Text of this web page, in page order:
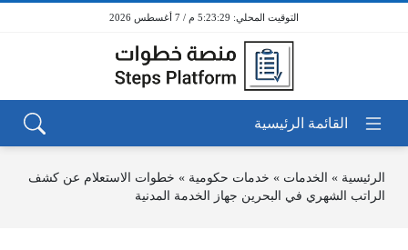
5:23:29 م / 7 أغسطس 2026
الرئيسية » الخدمات » خدمات حكومية » خطوات الاستعلام عن كشف
الراتب الشهري في البحرين جهاز الخدمة المدنية